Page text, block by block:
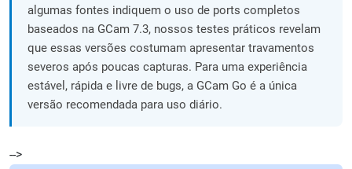
algumas fontes indiquem o uso de ports completos
baseados na GCam 7.3, nossos testes práticos revelam
que essas versões costumam apresentar travamentos
severos após poucas capturas. Para uma experiência
estável, rápida e livre de bugs, a GCam Go é a única
versão recomendada para uso diário.
-->